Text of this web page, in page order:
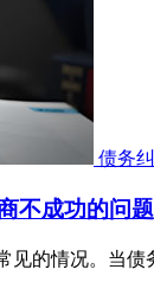
债务
不成功的问题
的情况。当